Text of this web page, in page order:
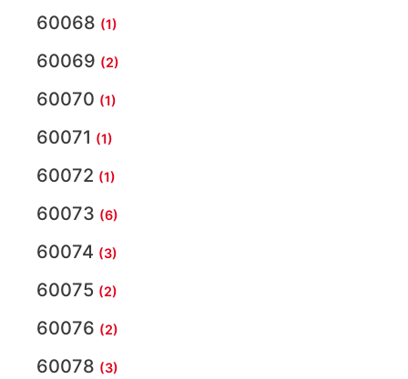
60068 (1)
60069 (2)
60070 (1)
60071 (1)
60072 (1)
60073 (6)
60074 (3)
60075 (2)
60076 (2)
60078 (3)